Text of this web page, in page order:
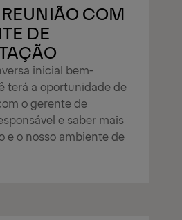
COM
DE
inicial bem-
terá a oportunidade de
o gerente de
e saber mais
e o nosso ambiente de